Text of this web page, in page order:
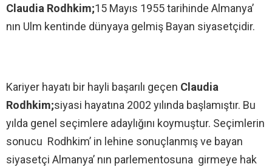
Claudia Rodhkim;15 Mayıs 1955 tarihinde Almanya’
nın Ulm kentinde dünyaya gelmiş Bayan siyasetçidir.
Kariyer hayatı bir hayli başarılı geçen Claudia
Rodhkim;siyasi hayatına 2002 yılında başlamıştır. Bu
yılda genel seçimlere adaylığını koymuştur. Seçimlerin
sonucu Rodhkim’ in lehine sonuçlanmış ve bayan
siyasetçi Almanya’ nın parlementosuna girmeye hak